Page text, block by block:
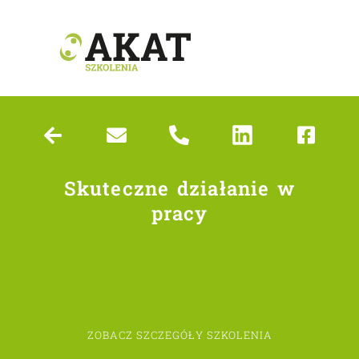
Skuteczne działanie w
pracy
ZOBACZ SZCZEGÓŁY SZKOLENIA